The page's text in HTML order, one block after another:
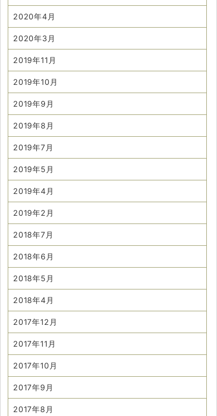
2020年4月
2020年3月
2019年11月
2019年10月
2019年9月
2019年8月
2019年7月
2019年5月
2019年4月
2019年2月
2018年7月
2018年6月
2018年5月
2018年4月
2017年12月
2017年11月
2017年10月
2017年9月
2017年8月